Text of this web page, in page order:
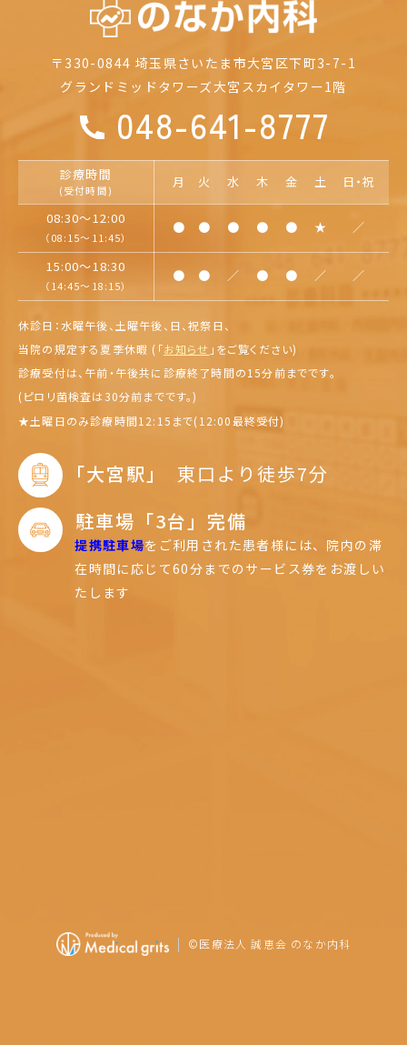
〒330-0844 埼玉県さいたま市大宮区下町3-7-1
グランドミッドタワーズ大宮 スカイタワー1階
048-641-8777
診療時間
(受付時間)
月 火 水 木 金 土 日・祝
08:30～12:00
（08:15～11:45）
● ● ● ● ● ★ ／
15:00～18:30
（14:45～18:15）
● ● ／ ● ● ／ ／
休診日：水曜午後、土曜午後、日、祝祭日、
当院の規定する夏季休暇 (「お知らせ 」をご覧ください)
診療受付は、午前・午後共に診療終了時間の15分前までです。
(ピロリ菌検査は30分前までです。)
★土曜日のみ診療時間12:15まで(12:00最終受付)
｢大宮駅｣ 東口より徒歩7分
駐車場「3台」完備
提携駐車場をご利用された患者様には、 院内の滞
在時間に応じて60分までのサービス券をお渡しい
たします
©医療法人 誠恵会 のなか内科